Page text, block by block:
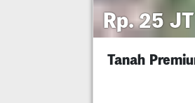
Rp. 25 JT